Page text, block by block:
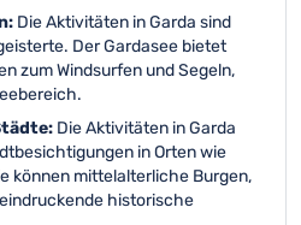
Die Aktivitäten in Garda sind
Der Gardasee bietet
zum Windsurfen und Segeln,
Die Aktivitäten in Garda
in Orten wie
können mittelalterliche Burgen,
historische